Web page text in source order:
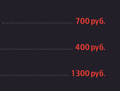
700 руб.
400 руб.
1 300 руб.